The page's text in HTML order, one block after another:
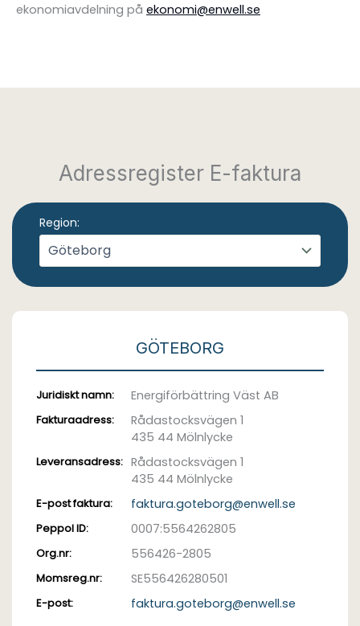
ekonomiavdelning på ekonomi@enwell.se
Adressregister E-faktura
Region:
GÖTEBORG
Juridiskt namn: Energiförbättring Väst AB
Fakturaadress:
Rådastocksvägen 1
435 44 Mölnlycke
Leveransadress: Rådastocksvägen 1
435 44 Mölnlycke
E-post faktura: faktura.goteborg@enwell.se
Peppol ID: 0007:5564262805
Org.nr: 556426-2805
Momsreg.nr: SE556426280501
E-post: faktura.goteborg@enwell.se